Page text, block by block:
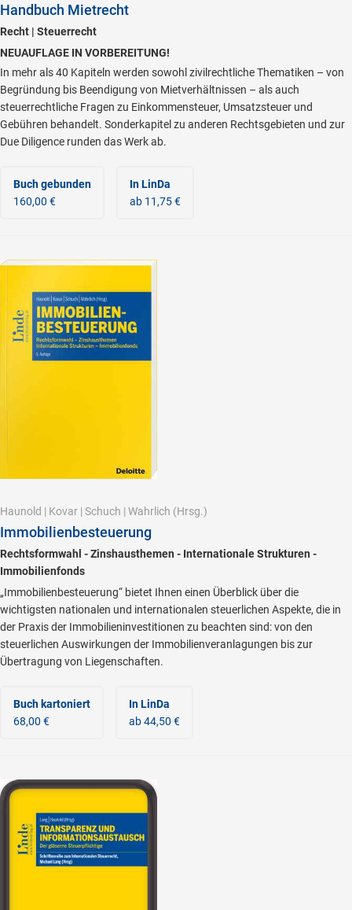
Handbuch Mietrecht
Recht | Steuerrecht
NEUAUFLAGE IN VORBEREITUNG!
In mehr als 40 Kapiteln werden sowohl zivilrechtliche Thematiken – von
Begründung bis Beendigung von Mietverhältnissen – als auch
steuerrechtliche Fragen zu Einkommensteuer, Umsatzsteuer und
Gebühren behandelt. Sonderkapitel zu anderen Rechtsgebieten und zur
Due Diligence runden das Werk ab.
Buch gebunden
160,00 €
In LinDa
ab 11,75 €
Haunold | Kovar | Schuch | Wahrlich (Hrsg.)
Immobilienbesteuerung
Rechtsformwahl - Zinshausthemen - Internationale Strukturen -
Immobilienfonds
„Immobilienbesteuerung“ bietet Ihnen einen Überblick über die
wichtigsten nationalen und internationalen steuerlichen Aspekte, die in
der Praxis der Immobilieninvestitionen zu beachten sind: von den
steuerlichen Auswirkungen der Immobilienveranlagungen bis zur
Übertragung von Liegenschaften.
Buch kartoniert
68,00 €
In LinDa
ab 44,50 €